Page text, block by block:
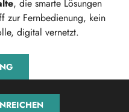
, die smarte Lösungen
zur Fernbedienung, kein
digital vernetzt.